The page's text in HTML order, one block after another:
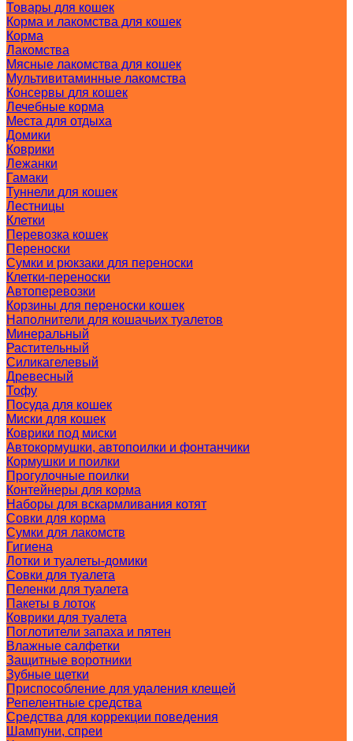
Товары для кошек
Корма и лакомства для кошек
Корма
Лакомства
Мясные лакомства для кошек
Мультивитаминные лакомства
Консервы для кошек
Лечебные корма
Места для отдыха
Домики
Коврики
Лежанки
Гамаки
Туннели для кошек
Лестницы
Клетки
Перевозка кошек
Переноски
Сумки и рюкзаки для переноски
Клетки-переноски
Автоперевозки
Корзины для переноски кошек
Наполнители для кошачьих туалетов
Минеральный
Растительный
Силикагелевый
Древесный
Тофу
Посуда для кошек
Миски для кошек
Коврики под миски
Автокормушки, автопоилки и фонтанчики
Кормушки и поилки
Прогулочные поилки
Контейнеры для корма
Наборы для вскармливания котят
Совки для корма
Сумки для лакомств
Гигиена
Лотки и туалеты-домики
Совки для туалета
Пеленки для туалета
Пакеты в лоток
Коврики для туалета
Поглотители запаха и пятен
Влажные салфетки
Защитные воротники
Зубные щетки
Приспособление для удаления клещей
Репелентные средства
Средства для коррекции поведения
Шампуни, спреи